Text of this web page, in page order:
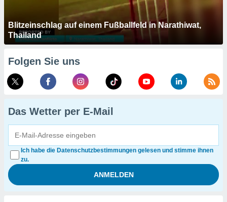
Blitzeinschlag auf einem Fußballfeld in Narathiwat,
Thailand
Folgen Sie uns
Das Wetter per E-Mail
Ich habe die Datenschutzbestimmungen gelesen und stimme ihnen
zu.